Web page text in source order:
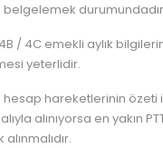
/ 4C emekli aylık
yeterlidir.
hesap hareketlerinin özeti
alınıyorsa en yakın